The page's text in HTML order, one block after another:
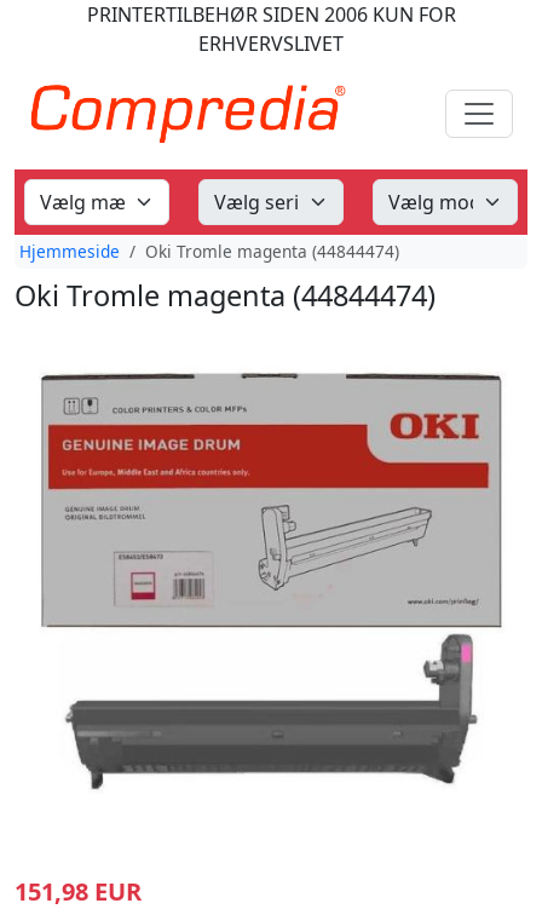
PRINTERTILBEHØRSIDEN 2006KUN FOR
ERHVERVSLIVET
Hjemmeside Oki Tromle magenta (44844474)
Oki Tromle magenta (44844474)
151,98 EUR